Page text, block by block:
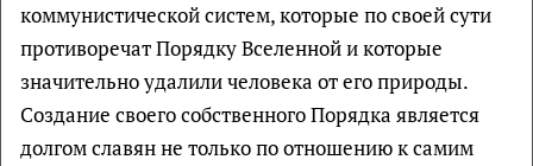
коммунистической систем, которые по своей сути
противоречат Порядку Вселенной и которые
значительно удалили человека от его природы.
Создание своего собственного Порядка является
долгом славян не только по отношению к самим